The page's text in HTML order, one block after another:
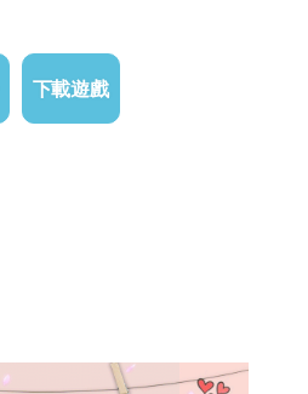
下載遊戲